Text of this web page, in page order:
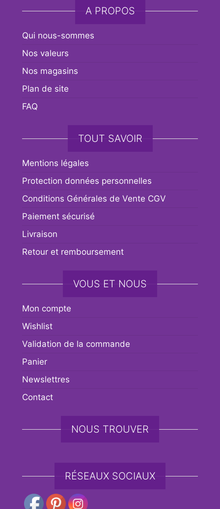
A PROPOS
Qui nous-sommes
Nos valeurs
Nos magasins
Plan de site
FAQ
TOUT SAVOIR
Mentions légales
Protection données personnelles
Conditions Générales de Vente CGV
Paiement sécurisé
Livraison
Retour et remboursement
VOUS ET NOUS
Mon compte
Wishlist
Validation de la commande
Panier
Newslettres
Contact
NOUS TROUVER
RÉSEAUX SOCIAUX